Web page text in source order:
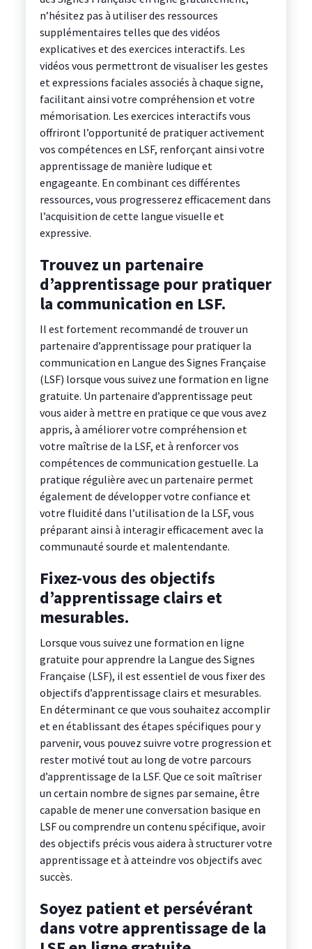
n’hésitez pas à utiliser des ressources
supplémentaires telles que des vidéos
explicatives et des exercices interactifs. Les
vidéos vous permettront de visualiser les gestes
et expressions faciales associés à chaque signe,
facilitant ainsi votre compréhension et votre
mémorisation. Les exercices interactifs vous
offriront l’opportunité de pratiquer activement
vos compétences en LSF, renforçant ainsi votre
apprentissage de manière ludique et
engageante. En combinant ces différentes
ressources, vous progresserez efficacement dans
l’acquisition de cette langue visuelle et
expressive.
Trouvez un partenaire
d’apprentissage pour pratiquer
la communication en LSF.
Il est fortement recommandé de trouver un
partenaire d’apprentissage pour pratiquer la
communication en Langue des Signes Française
(LSF) lorsque vous suivez une formation en ligne
gratuite. Un partenaire d’apprentissage peut
vous aider à mettre en pratique ce que vous avez
appris, à améliorer votre compréhension et
votre maîtrise de la LSF, et à renforcer vos
compétences de communication gestuelle. La
pratique régulière avec un partenaire permet
également de développer votre confiance et
votre fluidité dans l’utilisation de la LSF, vous
préparant ainsi à interagir efficacement avec la
communauté sourde et malentendante.
Fixez-vous des objectifs
d’apprentissage clairs et
mesurables.
Lorsque vous suivez une formation en ligne
gratuite pour apprendre la Langue des Signes
Française (LSF), il est essentiel de vous fixer des
objectifs d’apprentissage clairs et mesurables.
En déterminant ce que vous souhaitez accomplir
et en établissant des étapes spécifiques pour y
parvenir, vous pouvez suivre votre progression et
rester motivé tout au long de votre parcours
d’apprentissage de la LSF. Que ce soit maîtriser
un certain nombre de signes par semaine, être
capable de mener une conversation basique en
LSF ou comprendre un contenu spécifique, avoir
des objectifs précis vous aidera à structurer votre
apprentissage et à atteindre vos objectifs avec
succès.
Soyez patient et persévérant
dans votre apprentissage de la